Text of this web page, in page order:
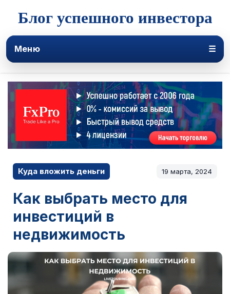
Блог успешного инвестора
Меню ☰
Куда вложить деньги 19 марта, 2024
Как выбрать место для
инвестиций в
недвижимость